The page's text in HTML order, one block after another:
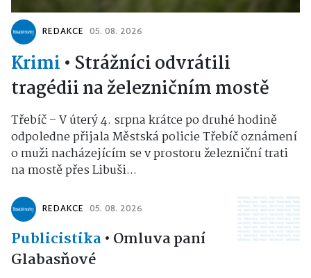
REDAKCE 05. 08. 2026
Krimi • Strážníci odvrátili
tragédii na železničním mostě
Třebíč – V úterý 4. srpna krátce po druhé hodině
odpoledne přijala Městská policie Třebíč oznámení
o muži nacházejícím se v prostoru železniční trati
na mostě přes Libuši...
REDAKCE 05. 08. 2026
Publicistika• Omluva paní
Glabasňové